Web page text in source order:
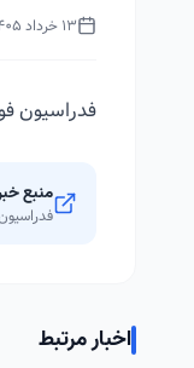
13 خرداد 1405 - 07:55
فدراسیون
منبع
اخبار مرتبط